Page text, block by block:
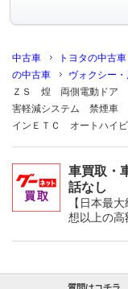
中古車 トヨタの中古車
の中古車
ヴォクシー
ＺＳ 煌 両側電動ドア
害軽減システム 禁煙車
インＥＴＣ オートハイ
車買取・
話なし
【日本最
想以上の高